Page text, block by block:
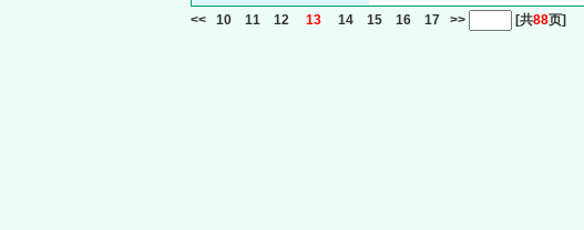
<< 10 11 12 13 14 15 16 17 >> [共88页]